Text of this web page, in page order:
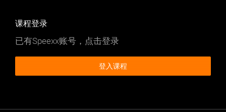
课程登录
已有Speexx账号，点击登录
登入课程